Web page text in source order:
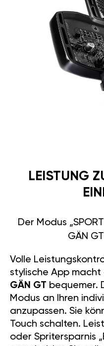
LEISTUNG
Der Modus
GÄN
Volle
stylische App
GÄN GT bequemer.
Modus an Ihren
anzupassen. Sie
Touch schalten.
oder Spritersparnis